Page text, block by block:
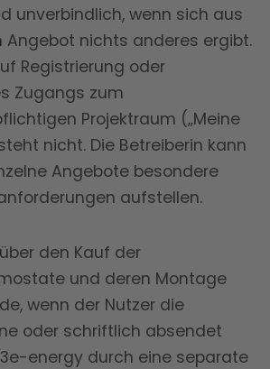
unverbindlich, wenn sich aus
Angebot nichts anderes ergibt.
Registrierung oder
Zugangs zum
Projektraum („Meine
nicht. Die Betreiberin kann
Angebote besondere
aufstellen.
den Kauf der
und deren Montage
wenn der Nutzer die
oder schriftlich absendet
energy durch eine separate